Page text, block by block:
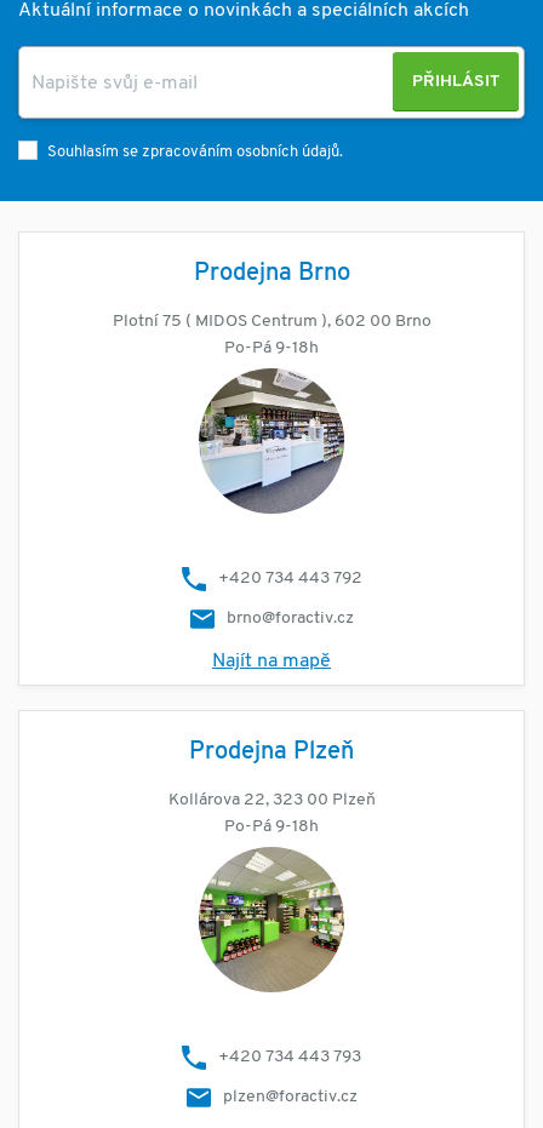
Aktuální informace o novinkách a speciálních akcích
PŘIHLÁSIT
Souhlasím se zpracováním osobních údajů.
Prodejna Brno
Plotní 75 ( MIDOS Centrum ), 602 00 Brno
Po-Pá 9-18h
+420 734 443 792
brno@foractiv.cz
Najít na mapě
Prodejna Plzeň
Kollárova 22, 323 00 Plzeň
Po-Pá 9-18h
+420 734 443 793
plzen@foractiv.cz